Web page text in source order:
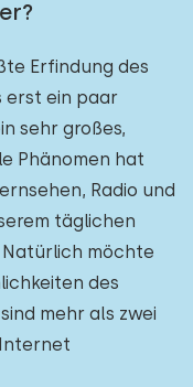
Erfindung des
erst ein paar
sehr großes,
Phänomen hat
Radio und
täglichen
möchte
des
mehr als zwei